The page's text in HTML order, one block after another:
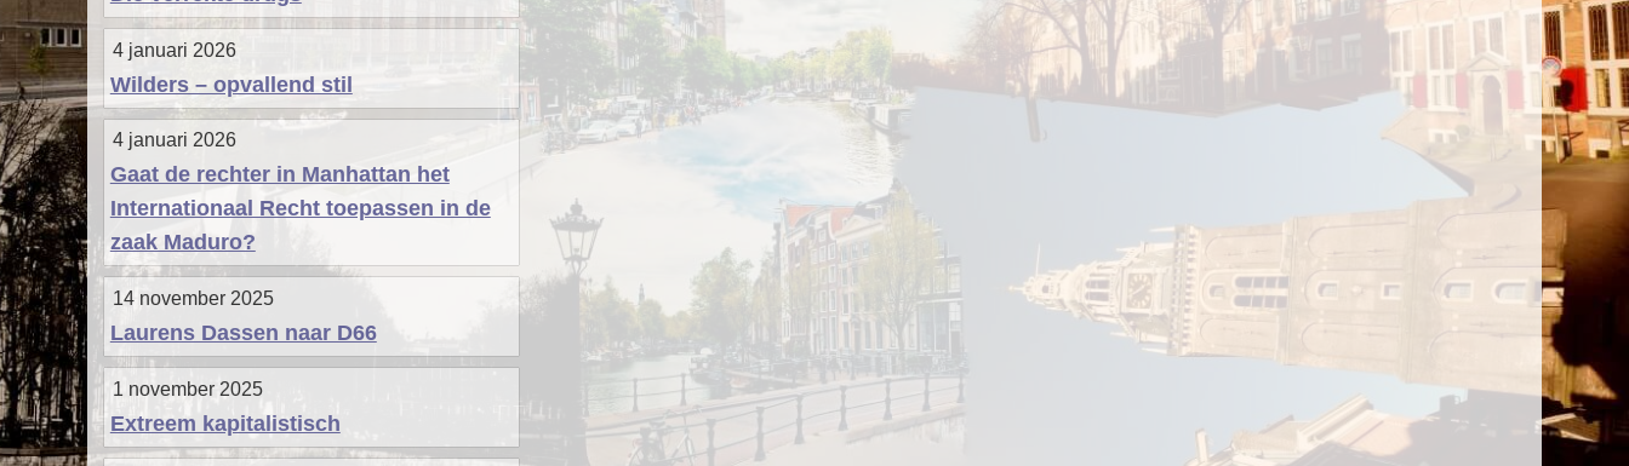
Wilders – opvallend stil
4 januari 2026
Gaat de rechter in Manhattan het
Internationaal Recht toepassen in de
zaak Maduro?
4 januari 2026
Laurens Dassen naar D66
14 november 2025
Extreem kapitalistisch
1 november 2025